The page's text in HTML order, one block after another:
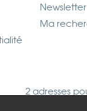
Newsletter
Ma
2 adresses